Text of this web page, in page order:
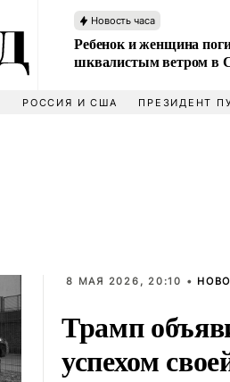
Новость часа
Ребенок и женщина
шквалистым ветром в
РОССИЯ И США ПРЕЗИДЕНТ
8 МАЯ 2026, 20:10 •
Трамп
успехом